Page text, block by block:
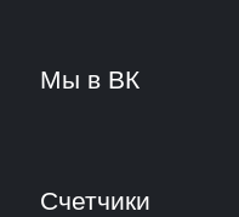
Мы в ВК
Счетчики